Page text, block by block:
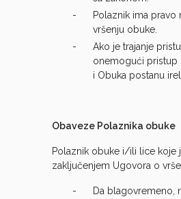
Polaznik ima
vršenju obuke.
Ako je trajanje
onemogući pristup
i Obuka postanu
Obaveze Polaznika obuke
Polaznik obuke i/ili lice koje
zaključenjem Ugovora o
Da blagovremeno,